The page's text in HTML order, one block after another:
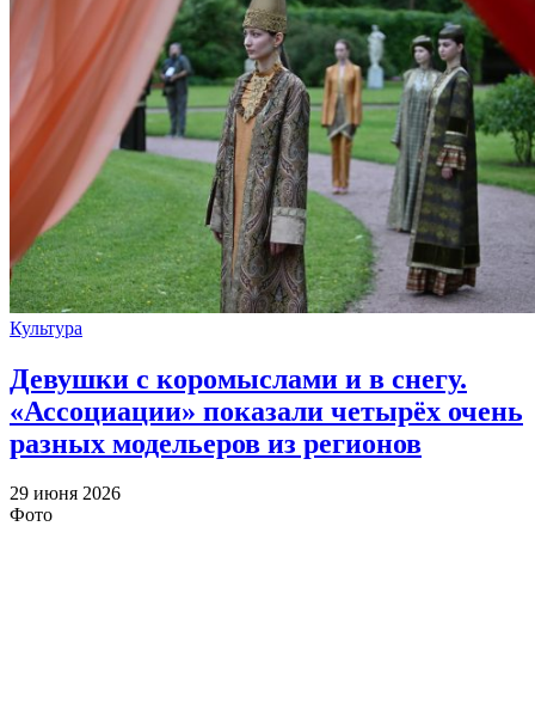
Культура
Девушки с коромыслами и в снегу.
«Ассоциации» показали четырёх очень
разных модельеров из регионов
29 июня 2026
Фото